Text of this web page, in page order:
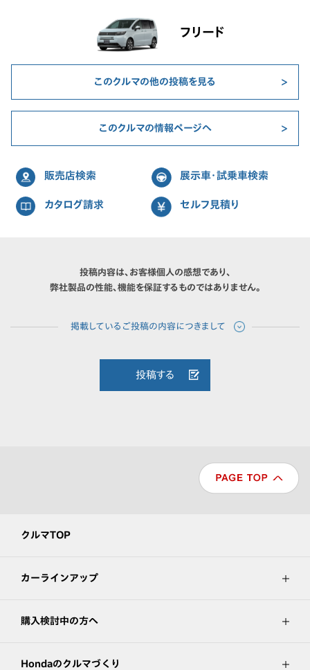
フリード
このクルマの他の投稿を見る
このクルマの情報ページへ
販売店検索 展示車・試乗車検索
カタログ請求 セルフ見積り
投稿内容は、お客様個人の感想であり、
弊社製品の性能、機能を保証するものではありません。
投稿する
クルマTOP
カーラインアップ
購入検討中の方へ
Hondaのクルマづくり